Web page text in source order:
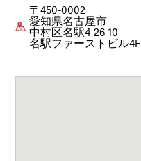
〒450-0002
愛知県名古屋市
中村区名駅4-26-10
名駅ファーストビル4F